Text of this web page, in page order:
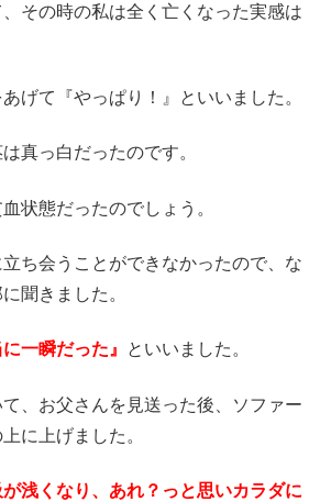
その時の私は全く亡くなった実感は
げて『やっぱり！』といいました。
真っ白だったのです。
状態だったのでしょう。
ち会うことができなかったので、な
聞きました。
に一瞬だった』 といいました。
、お父さんを見送った後、ソファー
に上げました。
浅くなり、あれ？っと思いカラダに